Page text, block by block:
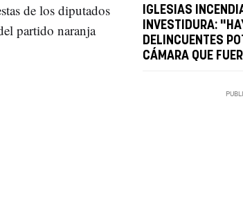
de los diputados
partido naranja
IGLESIAS
INVESTIDURA:
DELINCUENTES
CÁMARA QUE